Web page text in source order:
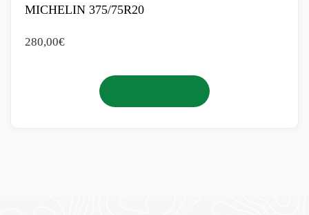
MICHELIN 375/75R20
280,00€